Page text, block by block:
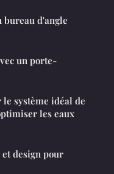
bureau d'angle
un porte-
système idéal de
les eaux
design pour